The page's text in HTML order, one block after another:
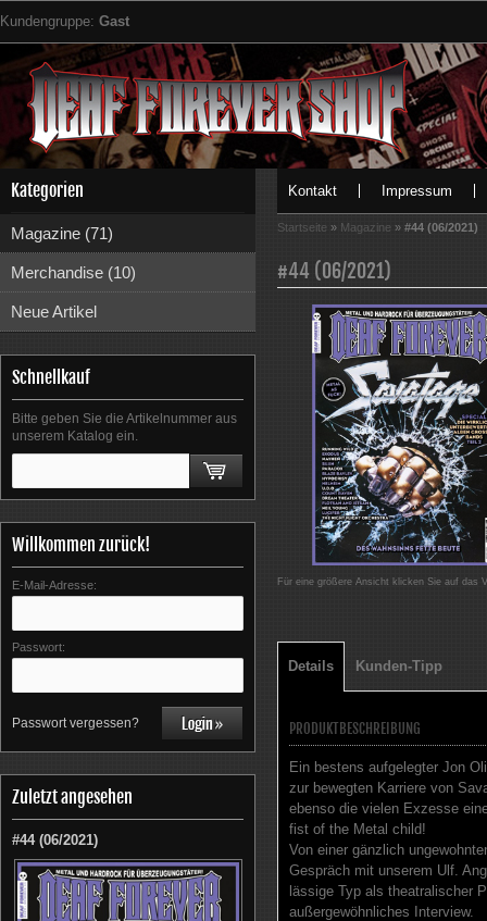
Kundengruppe: Gast
Kategorien
Magazine (71)
Merchandise (10)
Neue Artikel
Schnellkauf
Bitte geben Sie die Artikelnummer aus
unserem Katalog ein.
Willkommen zurück!
E-Mail-Adresse:
Passwort:
Passwort vergessen?
Zuletzt angesehen
#44 (06/2021)
Kontakt Impressum
Startseite » Magazine » #44 (06/2021)
#44 (06/2021)
Für eine größere Ansicht klicken Sie auf das
Details Kunden-Tipp
PRODUKTBESCHREIBUNG
Ein bestens aufgelegter Jon
zur bewegten Karriere von
ebenso die vielen Exzesse
fist of the Metal child!
Von einer gänzlich
Gespräch mit unserem Ulf.
lässige Typ als theatralischer
außergewöhnliches Interview.